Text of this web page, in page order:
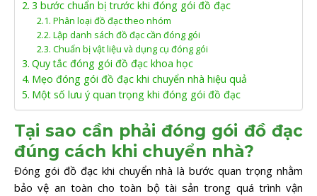
3 bước chuẩn bị trước khi đóng gói đồ đạc
Phân loại đồ đạc theo nhóm
Lập danh sách đồ đạc cần đóng gói
Chuẩn bị vật liệu và dụng cụ đóng gói
Quy tắc đóng gói đồ đạc khoa học
Mẹo đóng gói đồ đạc khi chuyển nhà hiệu quả
Một số lưu ý quan trọng khi đóng gói đồ đạc
Tại sao cần phải đóng gói đồ đạc
đúng cách khi chuyển nhà?
Đóng gói đồ đạc khi chuyển nhà là bước quan trọng nhằm
bảo vệ an toàn cho toàn bộ tài sản trong quá trình vận